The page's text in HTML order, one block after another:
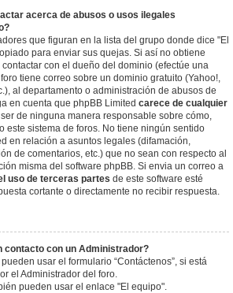
acerca de abusos o usos ilegales
que figuran en la lista del grupo donde dice "El
para enviar sus quejas. Si así no obtiene
con el dueño del dominio (efectúe una
tiene correo sobre un dominio gratuito (Yahoo!,
al departamento o administración de abusos de
en cuenta que phpBB Limited carece de cualquier
de ninguna manera responsable sobre cómo,
este sistema de foros. No tiene ningún sentido
en relación a asuntos legales (difamación,
de comentarios, etc.) que no sean con respecto al
misma del software phpBB. Si envia un correo a
uso de terceras partes de este software esté
cortante o directamente no recibir respuesta.
contacto con un Administrador?
usar el formulario “Contáctenos”, si está
el Administrador del foro.
pueden usar el enlace "El equipo".